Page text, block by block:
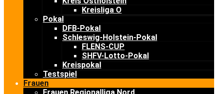
Kreisliga O
Pokal
DFB-Pokal
Schleswig-Holstein-Pokal
FLENS-CUP
SHFV-Lotto-Pokal
Kreispokal
Testspiel
Frauen